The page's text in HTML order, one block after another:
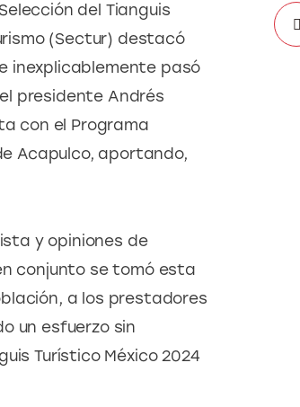
del Tianguis
(Sectur) destacó
inexplicablemente pasó
presidente Andrés
con el Programa
Acapulco, aportando,
y opiniones de
conjunto se tomó esta
a los prestadores
un esfuerzo sin
Turístico México 2024